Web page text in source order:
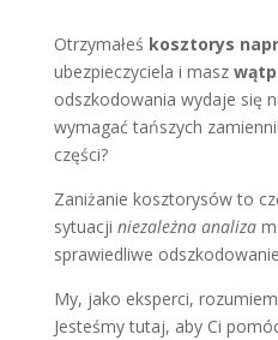
Otrzymałeś kosztorys
ubezpieczyciela i masz
odszkodowania wydaje się
wymagać tańszych
części?
Zaniżanie kosztorysów to
sytuacji niezależna analiza
sprawiedliwe
My, jako eksperci,
Jesteśmy tutaj, aby Ci